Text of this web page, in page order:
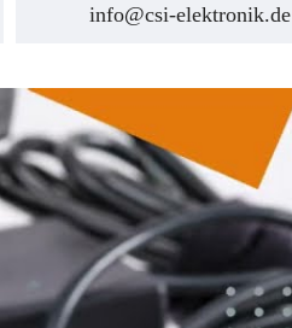
info@csi-elektronik.de